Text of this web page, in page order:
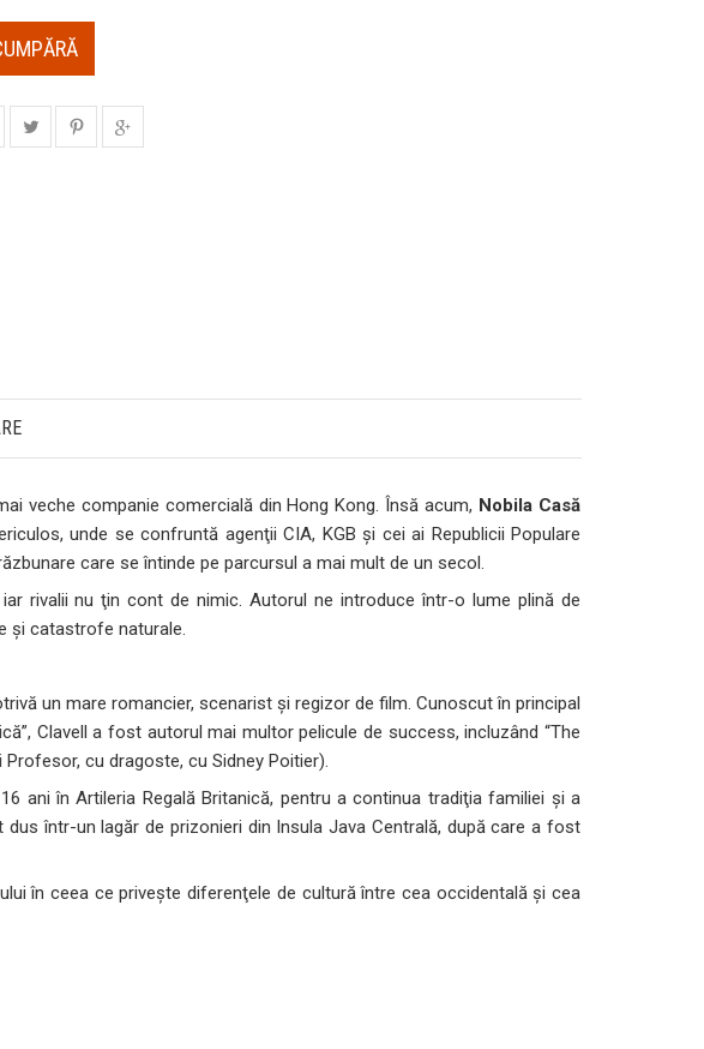
veche companie comercială din Hong Kong. Însă acum, Nobila Casă
unde se confruntă agenţii CIA, KGB şi cei ai Republicii Populare
care se întinde pe parcursul a mai mult de un secol.
rivalii nu ţin cont de nimic. Autorul ne introduce într-o lume plină de
şi catastrofe naturale.
un mare romancier, scenarist şi regizor de film. Cunoscut în principal
Clavell a fost autorul mai multor pelicule de success, incluzând “The
Profesor, cu dragoste, cu Sidney Poitier).
ani în Artileria Regală Britanică, pentru a continua tradiţia familiei şi a
într-un lagăr de prizonieri din Insula Java Centrală, după care a fost
în ceea ce priveşte diferenţele de cultură între cea occidentală şi cea